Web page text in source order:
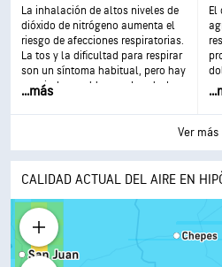
La inhalación de altos niveles de
dióxido de nitrógeno aumenta el
riesgo de afecciones respiratorias.
La tos y la dificultad para respirar
son un síntoma habitual, pero hay
asociados problemas de salud
respiratorias, que pueden aparecer
...más
El
...
Ver más
CALIDAD ACTUAL DEL AIRE EN